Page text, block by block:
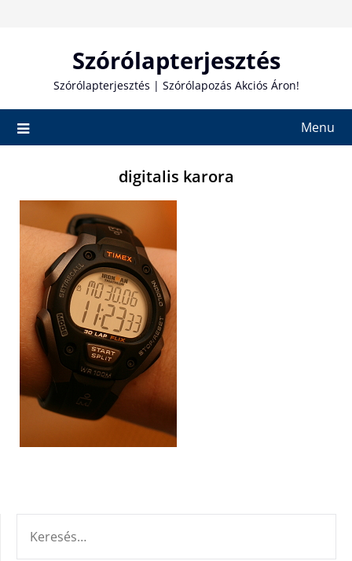
Szórólapterjesztés
Szórólapterjesztés | Szórólapozás Akciós Áron!
Menu
digitalis karora